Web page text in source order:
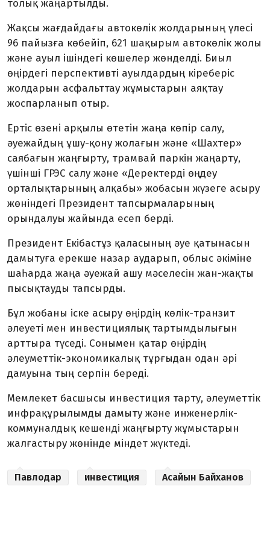
толық жаңартылды.
Жақсы жағдайдағы автокөлік жолдарының үлесі
96 пайызға көбейіп, 621 шақырым автокөлік жолы
және ауыл ішіндегі көшелер жөнделді. Биыл
өңірдегі перспективті ауылдардың кіреберіс
жолдарын асфальттау жұмыстарын аяқтау
жоспарланып отыр.
Ертіс өзені арқылы өтетін жаңа көпір салу,
әуежайдың ұшу-қону жолағын және «Шахтер»
саябағын жаңғырту, трамвай паркін жаңарту,
үшінші ГРЭС салу және «Деректерді өңдеу
орталықтарының алқабы» жобасын жүзеге асыру
жөніндегі Президент тапсырмаларының
орындалуы жайында есеп берді.
Президент Екібастұз қаласының әуе қатынасын
дамытуға ерекше назар аударып, облыс әкіміне
шаһарда жаңа әуежай ашу мәселесін жан-жақты
пысықтауды тапсырды.
Бұл жобаны іске асыру өңірдің көлік-транзит
әлеуеті мен инвестициялық тартымдылығын
арттыра түседі. Сонымен қатар өңірдің
әлеуметтік-экономикалық тұрғыдан одан әрі
дамуына тың серпін береді.
Мемлекет басшысы инвестиция тарту, әлеуметтік
инфрақұрылымды дамыту және инженерлік-
коммуналдық кешенді жаңғырту жұмыстарын
жалғастыру жөнінде міндет жүктеді.
Павлодар инвестиция Асайын Байханов